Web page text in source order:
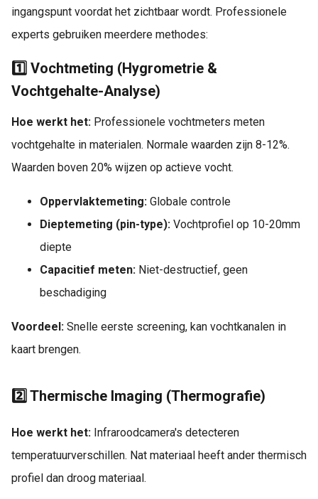
ingangspunt voordat het zichtbaar wordt. Professionele
experts gebruiken meerdere methodes:
1️⃣ Vochtmeting (Hygrometrie &
Vochtgehalte-Analyse)
Hoe werkt het: Professionele vochtmeters meten
vochtgehalte in materialen. Normale waarden zijn 8-12%.
Waarden boven 20% wijzen op actieve vocht.
Oppervlaktemeting: Globale controle
Dieptemeting (pin-type): Vochtprofiel op 10-20mm
diepte
Capacitief meten: Niet-destructief, geen
beschadiging
Voordeel: Snelle eerste screening, kan vochtkanalen in
kaart brengen.
2️⃣ Thermische Imaging (Thermografie)
Hoe werkt het: Infraroodcamera's detecteren
temperatuurverschillen. Nat materiaal heeft ander thermisch
profiel dan droog materiaal.